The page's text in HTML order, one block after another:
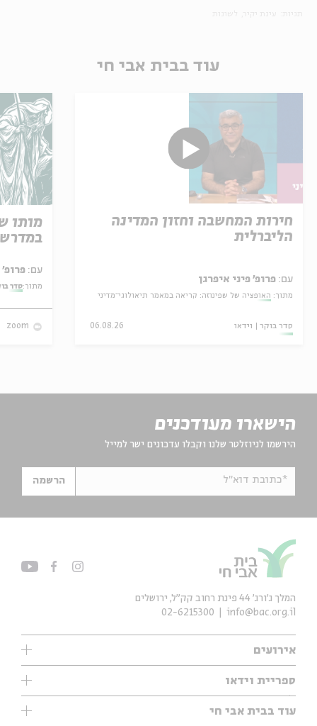
עוד בבית אבי חי
חירות המחשבה וחזון המדינה
הליברלית
עם: פרופ' פיני איפרגן
מתוך: האופציה של שפינוזה: קריאה במאמר תיאולוגי־מדיני
סדר בוקר וידאו 06.08.26
מותו
עם: פרופ' אביגדור שנאן
מתוך:סדר
zoom
הישארו מעודכנים
הירשמו לניוזלטר שלנו וקבלו עדכונים ישר למייל
*כתובת דוא"ל הרשמה
אירועים
עיון
אנגלית
ספריית וידאו
ילדים
מוזיקה
עוד בבית אבי חי
המלך ג'ורג' 44 פינת רחוב קק״ל, ירושלים
info@bac.org.il
02-6215300